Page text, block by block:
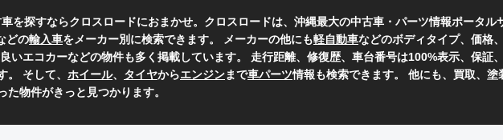
を探すならクロスロードにおまかせ。クロスロードは、沖縄最大の中古車・パーツ情報ポータル
どの輸入車をメーカー別に検索できます。 メーカーの他にも軽自動車などのボディタイプ、価格
いエコカーなどの物件も多く掲載しています。 走行距離、修復歴、車台番号は100%表示、保証
そして、 ホイール、 タイヤからエンジンまで車パーツ情報も検索できます。 他にも、買取、塗
物件がきっと見つかります。